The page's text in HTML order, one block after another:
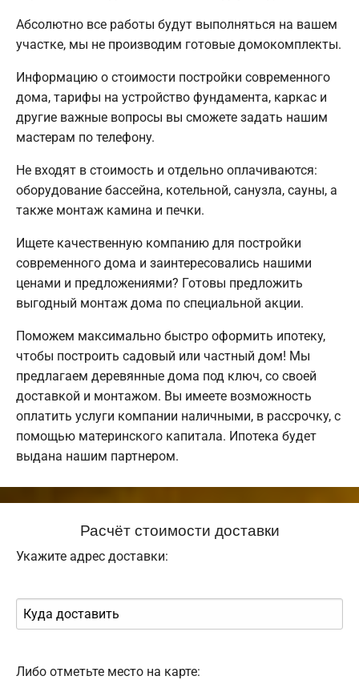
Абсолютно все работы будут выполняться на вашем
участке, мы не производим готовые домокомплекты.
Информацию о стоимости постройки современного
дома, тарифы на устройство фундамента, каркас и
другие важные вопросы вы сможете задать нашим
мастерам по телефону.
Не входят в стоимость и отдельно оплачиваются:
оборудование бассейна, котельной, санузла, сауны, а
также монтаж камина и печки.
Ищете качественную компанию для постройки
современного дома и заинтересовались нашими
ценами и предложениями? Готовы предложить
выгодный монтаж дома по специальной акции.
Поможем максимально быстро оформить ипотеку,
чтобы построить садовый или частный дом! Мы
предлагаем деревянные дома под ключ, со своей
доставкой и монтажом. Вы имеете возможность
оплатить услуги компании наличными, в рассрочку, с
помощью материнского капитала. Ипотека будет
выдана нашим партнером.
Расчёт стоимости доставки
Укажите адрес доставки:
Либо отметьте место на карте: